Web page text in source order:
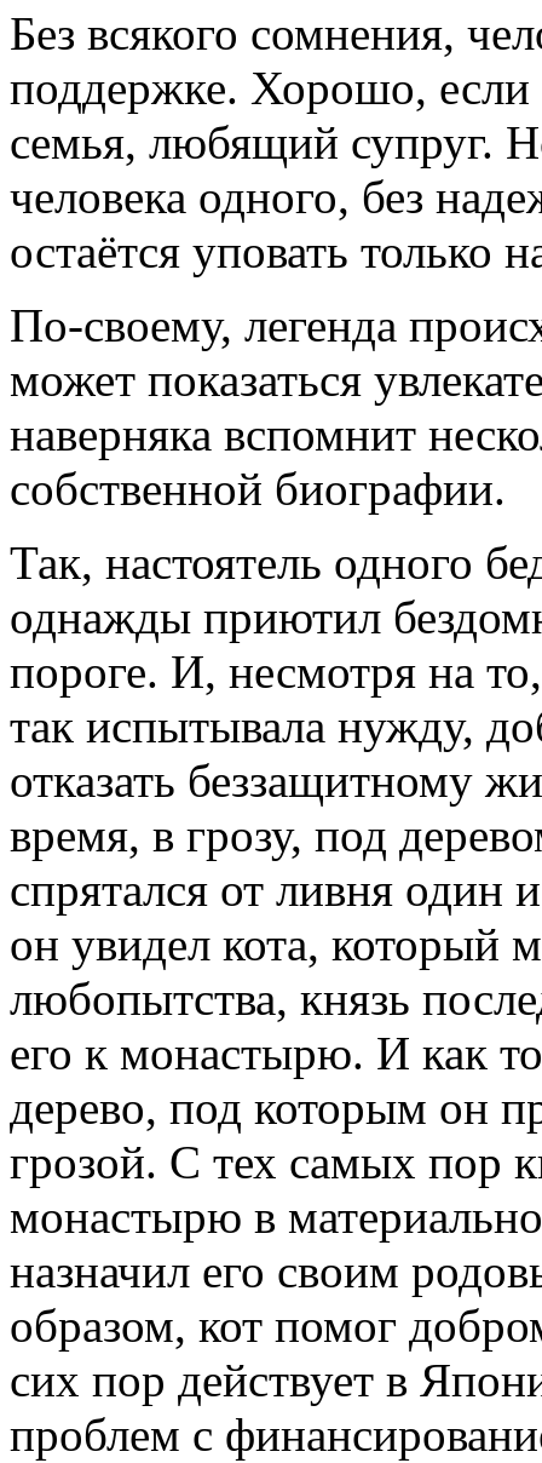
Без всякого сомнения,
поддержке. Хорошо, если
семья, любящий супруг.
человека одного, без
остаётся уповать только
По-своему, легенда
может показаться
наверняка вспомнит
собственной биографии.
Так, настоятель одного
однажды приютил
пороге. И, несмотря на
так испытывала нужду,
отказать беззащитному
время, в грозу, под
спрятался от ливня один
он увидел кота, который
любопытства, князь
его к монастырю. И как
дерево, под которым он
грозой. С тех самых пор
монастырю в
назначил его своим
образом, кот помог
сих пор действует в
проблем с